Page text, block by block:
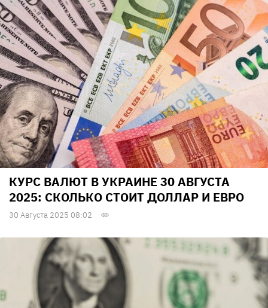
КУРС ВАЛЮТ В УКРАИНЕ 30 АВГУСТА
2025: СКОЛЬКО СТОИТ ДОЛЛАР И ЕВРО
30 Августа 2025 08:02